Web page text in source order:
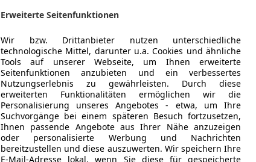
CD
DAB-Radio
Sicherheit
ABS
Isofix
Kopfairbag
- Nach Kauf Betreuung Ihres Autos durch unsere
Reifeneinlagerung, Pickerl
- Eintausch Ihres alten Fahrzeugs zu fairen
- Günstige Finanzierungs- u. Versicherungsangebote
ohne Anzahlung
Vereinbaren Sie mit Fr. Trailovic unter 0316/686808
anastasija.trailovic@vogl-auto.at Ihren persönlichen
Probefahrt!
Mehr anzeigen
Mehr anzeigen
Erweiterte Seitenfunktionen
Wir bzw. Drittanbieter nutzen unterschiedliche
technologische Mittel, darunter u.a. Cookies und ähnliche
Tools auf unserer Webseite, um Ihnen erweiterte
Seitenfunktionen anzubieten und ein verbessertes
Nutzungserlebnis zu gewährleisten. Durch diese
erweiterten Funktionalitäten ermöglichen wir die
Personalisierung unseres Angebotes - etwa, um Ihre
Suchvorgänge bei einem späteren Besuch fortzusetzen,
Ihnen passende Angebote aus Ihrer Nähe anzuzeigen
oder personalisierte Werbung und Nachrichten
bereitzustellen und diese auszuwerten. Wir speichern Ihre
E-Mail-Adresse lokal, wenn Sie diese für gespeicherte